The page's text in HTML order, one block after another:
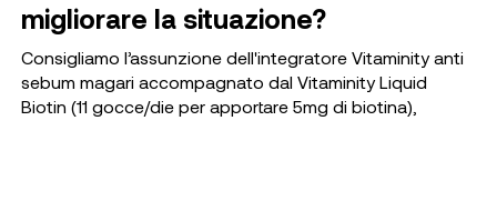
migliorare la situazione?
Consigliamo l’assunzione dell'integratore Vitaminity anti
sebum magari accompagnato dal Vitaminity Liquid
Biotin (11 gocce/die per apportare 5mg di biotina),